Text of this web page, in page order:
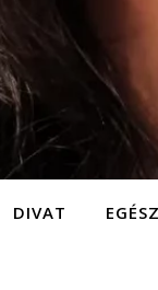
DIVAT